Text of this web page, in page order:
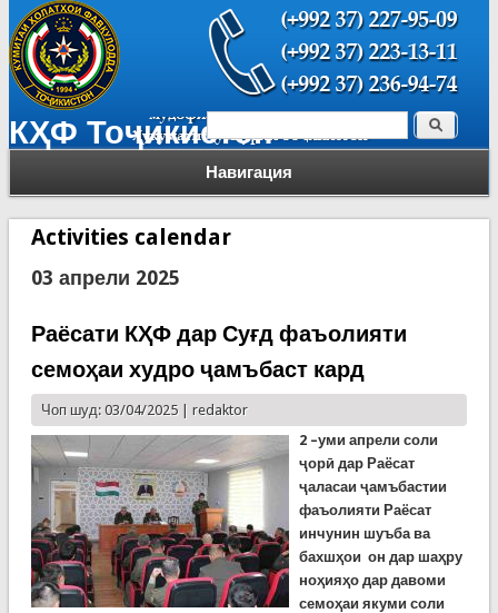
КҲФ Тоҷикистон
Навигация
Форма поиска Поиск
Activities calendar
03 апрели 2025
Раёсати КҲФ дар Суғд фаъолияти
семоҳаи худро ҷамъбаст кард
Чоп шуд: 03/04/2025 | redaktor
2 –уми апрели соли
ҷорӣ дар Раёсат
ҷаласаи ҷамъбастии
фаъолияти Раёсат
инчунин шуъба ва
бахшҳои он дар шаҳру
ноҳияҳо дар давоми
семоҳаи якуми соли